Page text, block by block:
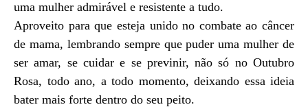
uma mulher admirável e resistente a tudo.
Aproveito para que esteja unido no combate ao câncer
de mama, lembrando sempre que puder uma mulher de
ser amar, se cuidar e se previnir, não só no Outubro
Rosa, todo ano, a todo momento, deixando essa ideia
bater mais forte dentro do seu peito.